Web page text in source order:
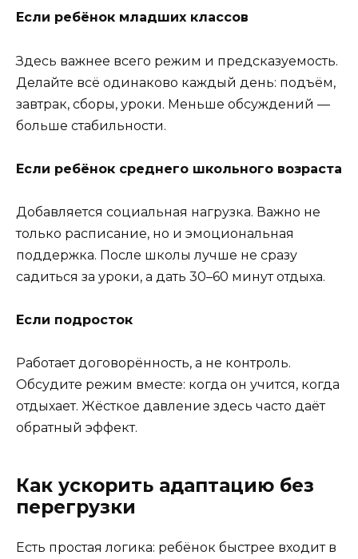
Если ребёнок младших классов
Здесь важнее всего режим и предсказуемость.
Делайте всё одинаково каждый день: подъём,
завтрак, сборы, уроки. Меньше обсуждений —
больше стабильности.
Если ребёнок среднего школьного возраста
Добавляется социальная нагрузка. Важно не
только расписание, но и эмоциональная
поддержка. После школы лучше не сразу
садиться за уроки, а дать 30–60 минут отдыха.
Если подросток
Работает договорённость, а не контроль.
Обсудите режим вместе: когда он учится, когда
отдыхает. Жёсткое давление здесь часто даёт
обратный эффект.
Как ускорить адаптацию без
перегрузки
Есть простая логика: ребёнок быстрее входит в